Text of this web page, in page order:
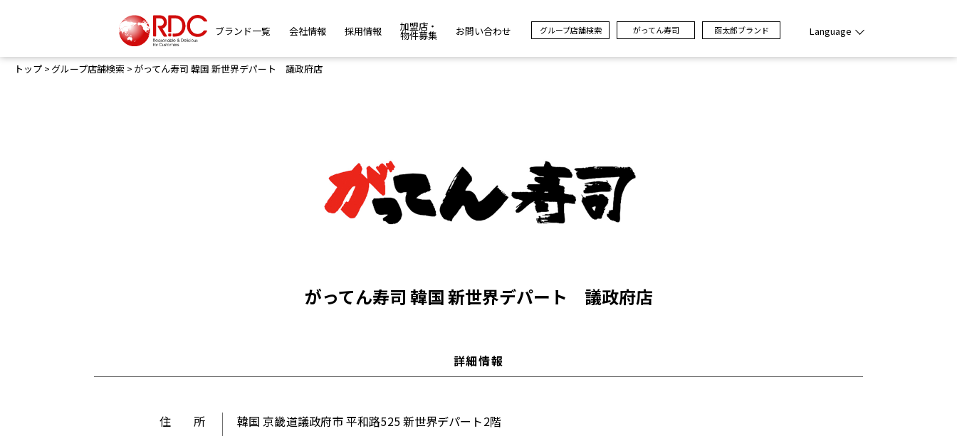
ブランド一覧 会社情報 採用情報 加盟店・
物件募集 お問い合わせ グループ店舗検索 がってん寿司 函太郎ブランド Language
トップ グループ店舗検索 がってん寿司 韓国 新世界デパート 議政府店
がってん寿司 韓国 新世界デパート 議政府店
詳細情報
住 所
韓国 京畿道議政府市 平和路525 新世界デパート2階